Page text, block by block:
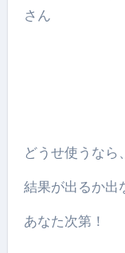
さん
どうせ使うなら
結果が出るか出
あなた次第！